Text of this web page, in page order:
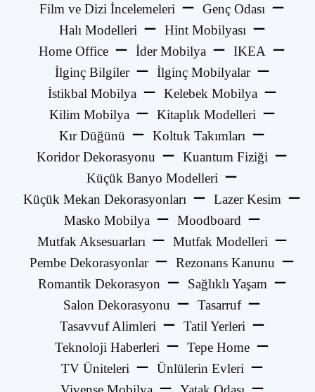
Film ve Dizi İncelemeleri
Genç Odası
Halı Modelleri
Hint Mobilyası
Home Office
İder Mobilya
IKEA
İlginç Bilgiler
İlginç Mobilyalar
İstikbal Mobilya
Kelebek Mobilya
Kilim Mobilya
Kitaplık Modelleri
Kır Düğünü
Koltuk Takımları
Koridor Dekorasyonu
Kuantum Fiziği
Küçük Banyo Modelleri
Küçük Mekan Dekorasyonları
Lazer Kesim
Masko Mobilya
Moodboard
Mutfak Aksesuarları
Mutfak Modelleri
Pembe Dekorasyonlar
Rezonans Kanunu
Romantik Dekorasyon
Sağlıklı Yaşam
Salon Dekorasyonu
Tasarruf
Tasavvuf Alimleri
Tatil Yerleri
Teknoloji Haberleri
Tepe Home
TV Üniteleri
Ünlülerin Evleri